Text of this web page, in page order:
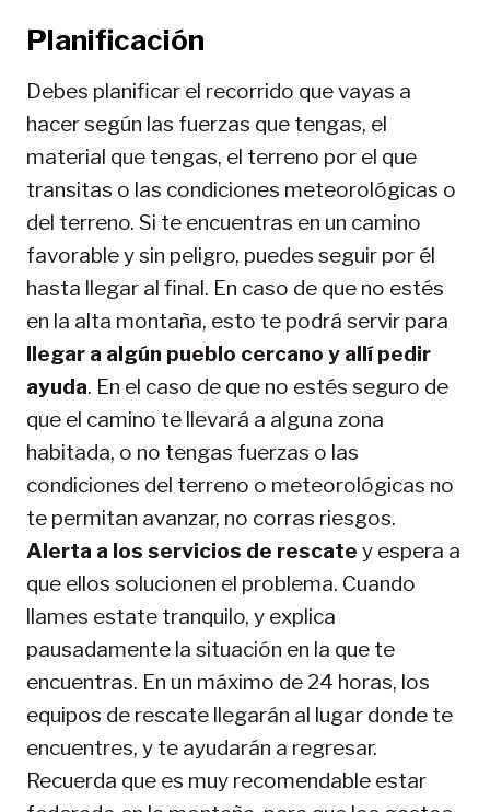
Planificación
Debes planificar el recorrido que vayas a
hacer según las fuerzas que tengas, el
material que tengas, el terreno por el que
transitas o las condiciones meteorológicas o
del terreno. Si te encuentras en un camino
favorable y sin peligro, puedes seguir por él
hasta llegar al final. En caso de que no estés
en la alta montaña, esto te podrá servir para
llegar a algún pueblo cercano y allí pedir
ayuda. En el caso de que no estés seguro de
que el camino te llevará a alguna zona
habitada, o no tengas fuerzas o las
condiciones del terreno o meteorológicas no
te permitan avanzar, no corras riesgos.
Alerta a los servicios de rescate y espera a
que ellos solucionen el problema. Cuando
llames estate tranquilo, y explica
pausadamente la situación en la que te
encuentras. En un máximo de 24 horas, los
equipos de rescate llegarán al lugar donde te
encuentres, y te ayudarán a regresar.
Recuerda que es muy recomendable estar